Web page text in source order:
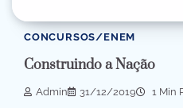
CONCURSOS/ENEM
Construindo a Nação
Admin 31/12/2019 1 Min